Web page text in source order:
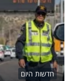
חדשות היום